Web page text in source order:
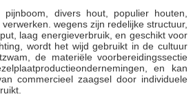
pijnboom, divers hout, populier houten,
wegens zijn redelijke structuur,
laag energieverbruik, en geschikt voor
wordt het wijd gebruikt in de cultuur
de materiële voorbereidingssectie
en kan
commercieel zaagsel door individuele